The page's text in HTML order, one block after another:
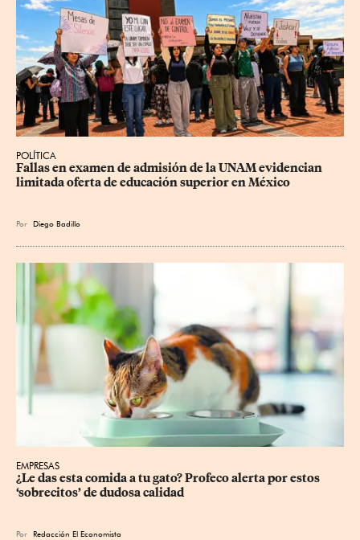
POLÍTICA
Fallas en examen de admisión de la UNAM evidencian
limitada oferta de educación superior en México
Por Diego Badillo
EMPRESAS
¿Le das esta comida a tu gato? Profeco alerta por estos
‘sobrecitos’ de dudosa calidad
Por Redacción El Economista